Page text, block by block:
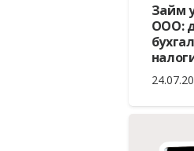
Займ
ООО: